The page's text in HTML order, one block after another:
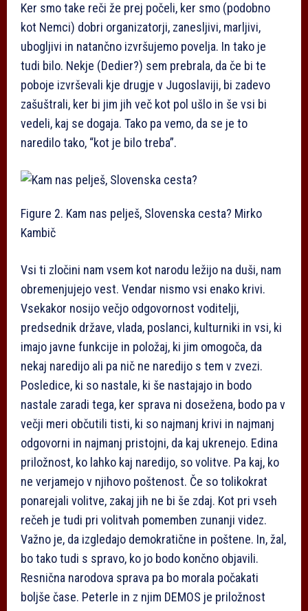
Ker smo take reči že prej počeli, ker smo (podobno
kot Nemci) dobri organizatorji, zanesljivi, marljivi,
ubogljivi in natančno izvršujemo povelja. In tako je
tudi bilo. Nekje (Dedier?) sem prebrala, da če bi te
poboje izvrševali kje drugje v Jugoslaviji, bi zadevo
zašuštrali, ker bi jim jih več kot pol ušlo in še vsi bi
vedeli, kaj se dogaja. Tako pa vemo, da se je to
naredilo tako, “kot je bilo treba”.
Figure 2. Kam nas pelješ, Slovenska cesta? Mirko
Kambič
Vsi ti zločini nam vsem kot narodu ležijo na duši, nam
obremenjujejo vest. Vendar nismo vsi enako krivi.
Vsekakor nosijo večjo odgovornost voditelji,
predsednik države, vlada, poslanci, kulturniki in vsi, ki
imajo javne funkcije in položaj, ki jim omogoča, da
nekaj naredijo ali pa nič ne naredijo s tem v zvezi.
Posledice, ki so nastale, ki še nastajajo in bodo
nastale zaradi tega, ker sprava ni dosežena, bodo pa v
večji meri občutili tisti, ki so najmanj krivi in najmanj
odgovorni in najmanj pristojni, da kaj ukrenejo. Edina
priložnost, ko lahko kaj naredijo, so volitve. Pa kaj, ko
ne verjamejo v njihovo poštenost. Če so tolikokrat
ponarejali volitve, zakaj jih ne bi še zdaj. Kot pri vseh
rečeh je tudi pri volitvah pomemben zunanji videz.
Važno je, da izgledajo demokratične in poštene. In, žal,
bo tako tudi s spravo, ko jo bodo končno objavili.
Resnična narodova sprava pa bo morala počakati
boljše čase. Peterle in z njim DEMOS je priložnost